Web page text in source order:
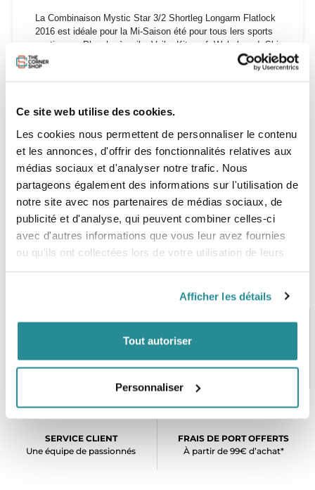
Ce site web utilise des cookies.
Les cookies nous permettent de personnaliser le contenu
et les annonces, d'offrir des fonctionnalités relatives aux
médias sociaux et d'analyser notre trafic. Nous
partageons également des informations sur l'utilisation de
notre site avec nos partenaires de médias sociaux, de
publicité et d'analyse, qui peuvent combiner celles-ci
avec d'autres informations que vous leur avez fournies
ou qu'ils ont collectées lors de votre utilisation de leurs
Afficher les détails
Tout autoriser
Personnaliser
La Combinaison Mystic Star 3/2 Shortleg Longarm Flatlock
2016 est idéale pour la Mi-Saison été pour tous lers sports
nautiques : Planche à voile, Voile, Kitesurf, Wakeboard, Ski
Nautique, SUP, etc...
Guide de taille :
CB, VISA, Mastercard, ALMA
Plus de 5000 produits en stock
SERVICE CLIENT
Une équipe de passionnés
FRAIS DE PORT OFFERTS
À partir de 99€ d’achat*